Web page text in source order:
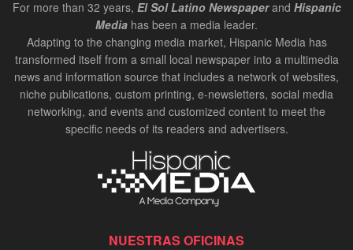
For more than 32 years, El Sol Latino Newspaperand Hispanic
Media has been a media leader.
Adapting to the changing media market, Hispanic Media has
transformed itself from a small local newspaper into a multimedia
news and information source that includes a network of websites,
niche publications, custom printing, e-newsletters, social media
networking, and events and customized content to meet the
specific needs of its readers and advertisers.
NUESTRAS OFICINAS